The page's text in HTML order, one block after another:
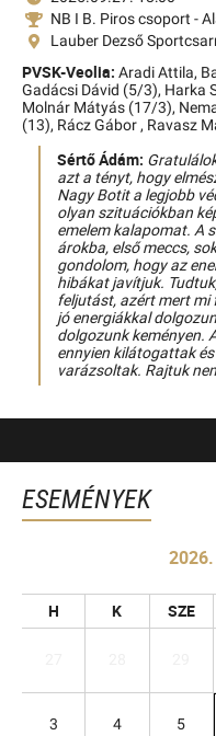
NB I B. Piros csoport -
Lauber Dezső
PVSK-Veolia: Aradi Attila,
Gadácsi Dávid (5/3), Harka
Molnár Mátyás (17/3),
(13), Rácz Gábor , Ravasz
Sértő Ádám:
azt a tényt, hogy
Nagy Botit a legjobb
olyan szituációkban
emelem kalapomat. A
árokba, első meccs,
gondolom, hogy az
hibákat javítjuk.
feljutást, azért mert mi
jó energiákkal
dolgozunk keményen.
ennyien kilátogattak
varázsoltak. Rajtuk
ESEMÉNYEK
H K SZE
3 4 5